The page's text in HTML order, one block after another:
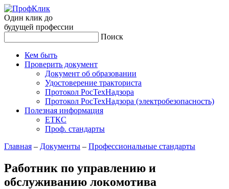
Один клик до
будущей профессии
Поиск
Кем быть
Проверить документ
Документ об образовании
Удостоверение тракториста
Протокол РосТехНадзора
Протокол РосТехНадзора (электробезопасность)
Полезная информация
ЕТКС
Проф. стандарты
Главная – Документы – Профессиональные стандарты
Работник по управлению и
обслуживанию локомотива